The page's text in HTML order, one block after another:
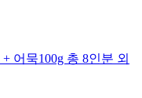
어묵100g 총 8인분 외